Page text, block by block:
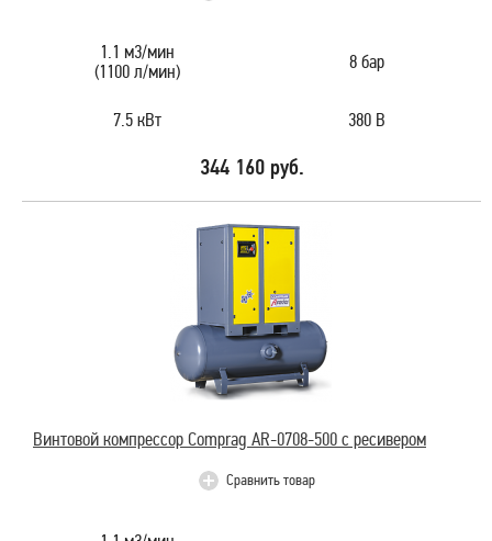
1.1 м3/мин
(1100 л/мин)
8 бар
7.5 кВт 380 В
344 160 руб.
Винтовой компрессор Comprag AR-0708-500 с ресивером
Сравнить товар